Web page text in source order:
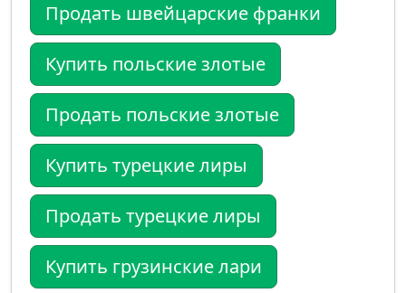
Продать швейцарские франки
Купить польские злотые
Продать польские злотые
Купить турецкие лиры
Продать турецкие лиры
Купить грузинские лари